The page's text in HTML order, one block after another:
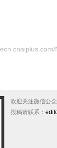
欢迎关注微信公众
投稿请联系：